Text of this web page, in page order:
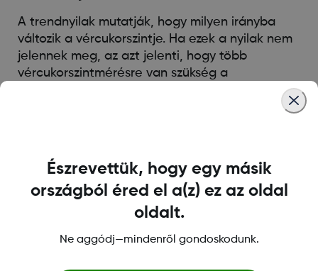
A trendnyilak mutatják, hogy milyen irányba
változik a vércukorszintje. Ha ezek a nyilak nem
jelennek meg, az azt jelenti, hogy több
vércukorszintmérésre van szükség a
trendgrafikon elkészítéséhez. Ez általában akkor
Was this article helpful?
Észrevettük, hogy egy másik
országból éred el a(z) ez az oldal
oldalt.
Ne aggódj—mindenről gondoskodunk.